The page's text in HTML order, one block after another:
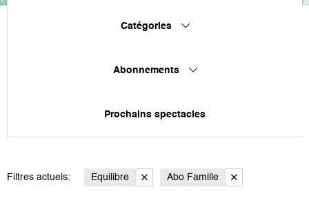
Catégories
Abonnements
Prochains spectacles
Filtres actuels: Equilibre Abo Famille